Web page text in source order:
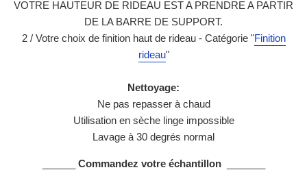
VOTRE HAUTEUR DE RIDEAU EST A PRENDRE A PARTIR
DE LA BARRE DE SUPPORT.
2 / Votre choix de finition haut de rideau - Catégorie "Finition
rideau"
Nettoyage:
Ne pas repasser à chaud
Utilisation en sèche linge impossible
Lavage à 30 degrés normal
Commandez votre échantillon